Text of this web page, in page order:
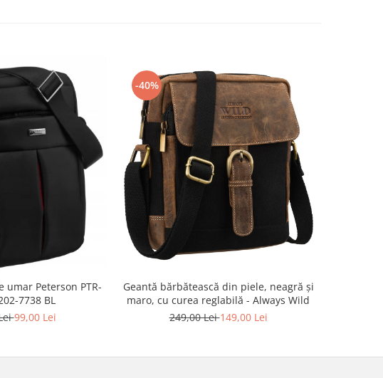
umar Peterson PTR-
7738 BL
99,00 Lei
-40%
Geantă bărbătească din piele, neagră și
maro, cu curea reglabilă - Always Wild
249,00 Lei149,00 Lei